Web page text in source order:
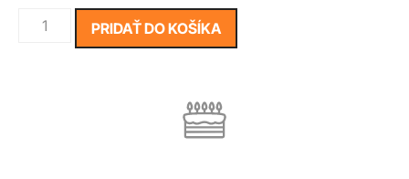
PRIDAŤ DO KOŠÍKA